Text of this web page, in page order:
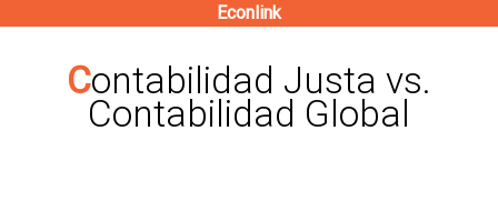
contenido
principal
Econlink
Contabilidad Justa vs.
Contabilidad Global